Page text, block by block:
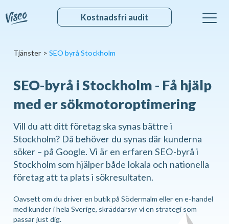
Kostnadsfri audit
Tjänster > SEO byrå Stockholm
SEO-byrå i Stockholm - Få hjälp
med er sökmotoroptimering
Vill du att ditt företag ska synas bättre i
Stockholm? Då behöver du synas där kunderna
söker – på Google. Vi är en erfaren SEO-byrå i
Stockholm som hjälper både lokala och nationella
företag att ta plats i sökresultaten.
Oavsett om du driver en butik på Södermalm eller en e-handel
med kunder i hela Sverige, skräddarsyr vi en strategi som
passar just dig.